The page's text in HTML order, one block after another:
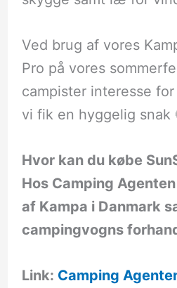
Ved brug af vores
Pro på vores
campister interesse
vi fik en hyggelig snak
Hvor kan du købe
Hos Camping
af Kampa i Danmark
campingvogns
Link: Camping